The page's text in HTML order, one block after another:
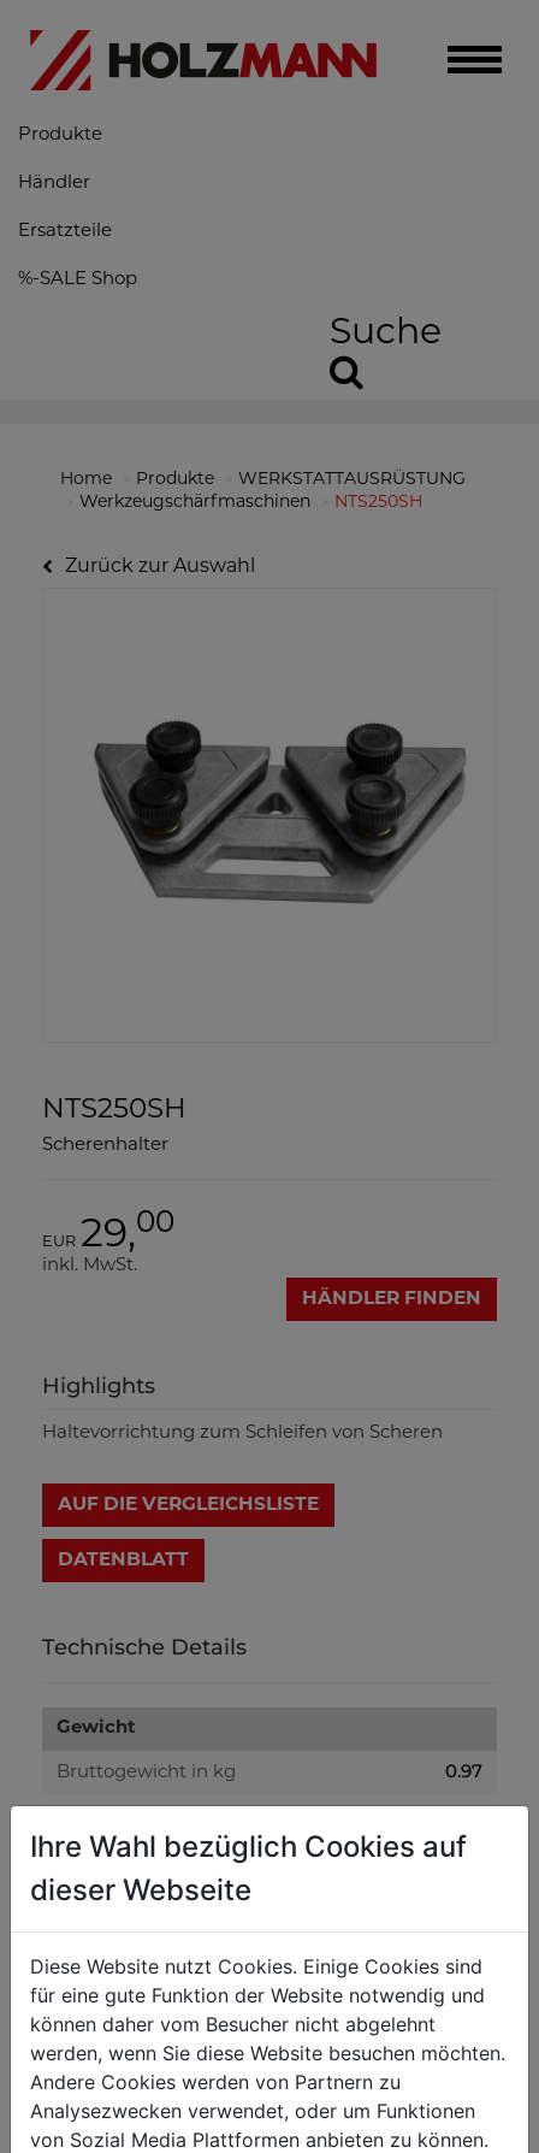
Toggle
Produkte
Händler
Ersatzteile
%-SALE Shop
Suche
Home Produkte
WERKSTATTAUSRÜSTUNG
Werkzeugschärfmaschinen
NTS250SH
Zurück zur Auswahl
NTS250SH
Scherenhalter
EUR 29,00
inkl. MwSt.
HÄNDLER FINDEN
Highlights
Haltevorrichtung zum Schleifen von Scheren
AUF DIE VERGLEICHSLISTE
DATENBLATT
Technische Details
Gewicht
Bruttogewicht in kg 0.97
0.95
Versandmaße
Verpackungsbreite in mm 100
Verpackungslänge in mm 100
Verpackungshöhe in mm
Allgemeine Daten
EAN Code 9120058375965
Ihre Wahl bezüglich Cookies auf
dieser Webseite
Diese Website nutzt Cookies. Einige Cookies sind
für eine gute Funktion der Website notwendig und
können daher vom Besucher nicht abgelehnt
werden, wenn Sie diese Website besuchen möchten.
Andere Cookies werden von Partnern zu
Analysezwecken verwendet, oder um Funktionen
von Sozial Media Plattformen anbieten zu können.